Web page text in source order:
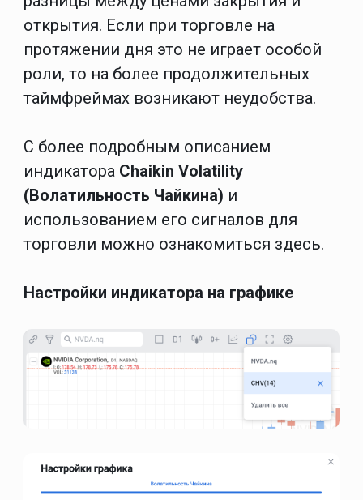
открытия. Если при торговле на
протяжении дня это не играет особой
роли, то на более продолжительных
таймфреймах возникают неудобства.
С более подробным описанием
индикатора Chaikin Volatility
(Волатильность Чайкина) и
использованием его сигналов для
торговли можно ознакомиться здесь.
Настройки индикатора на графике